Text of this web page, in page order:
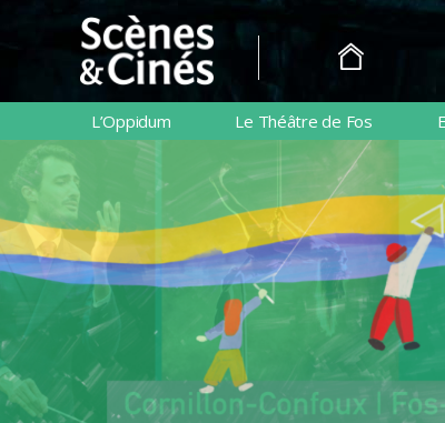
Scènes
&
Cinés
L’Oppidum Le Théâtre de Fos